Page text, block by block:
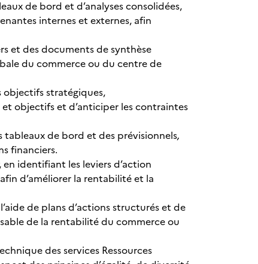
de bord et d’analyses consolidées,
internes et externes, afin
et des documents de synthèse
du commerce ou du centre de
objectifs stratégiques,
objectifs et d’anticiper les contraintes
tableaux de bord et des prévisionnels,
financiers.
identifiant les leviers d’action
d’améliorer la rentabilité et la
de plans d’actions structurés et de
de la rentabilité du commerce ou
des services Ressources